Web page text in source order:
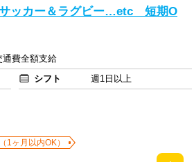
サッカー＆ラグビー…etc 短期O
通費全額支給
シフト
週1日以上
1ヶ月以内OK）